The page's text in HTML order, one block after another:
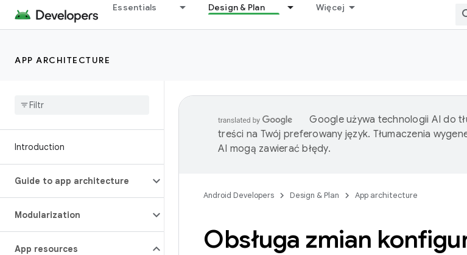
Essentials Design & Plan Więcej
APP ARCHITECTURE
Introduction
Guide to app architecture
Modularization
App resources
Google używa technologii AI do
treści na Twój preferowany język. Tłumaczenia
AI mogą zawierać błędy.
Android Developers Design & Plan App architecture
Obsługa zmian